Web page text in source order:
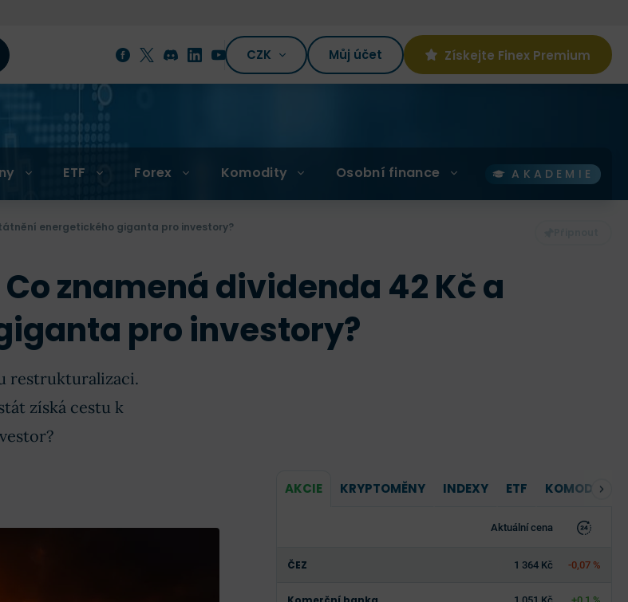
CZK Můj účet Získejte Finex Premium
ETF Forex Komodity Osobní finance AKADEMIE
energetického giganta pro investory?
znamená dividenda 42 Kč a
pro investory?
restrukturalizaci.
získá cestu k
AKCIE KRYPTOMĚNY INDEXY ETF KOMODITY
Aktuální cena
ČEZ 1 364 Kč -0,07 %